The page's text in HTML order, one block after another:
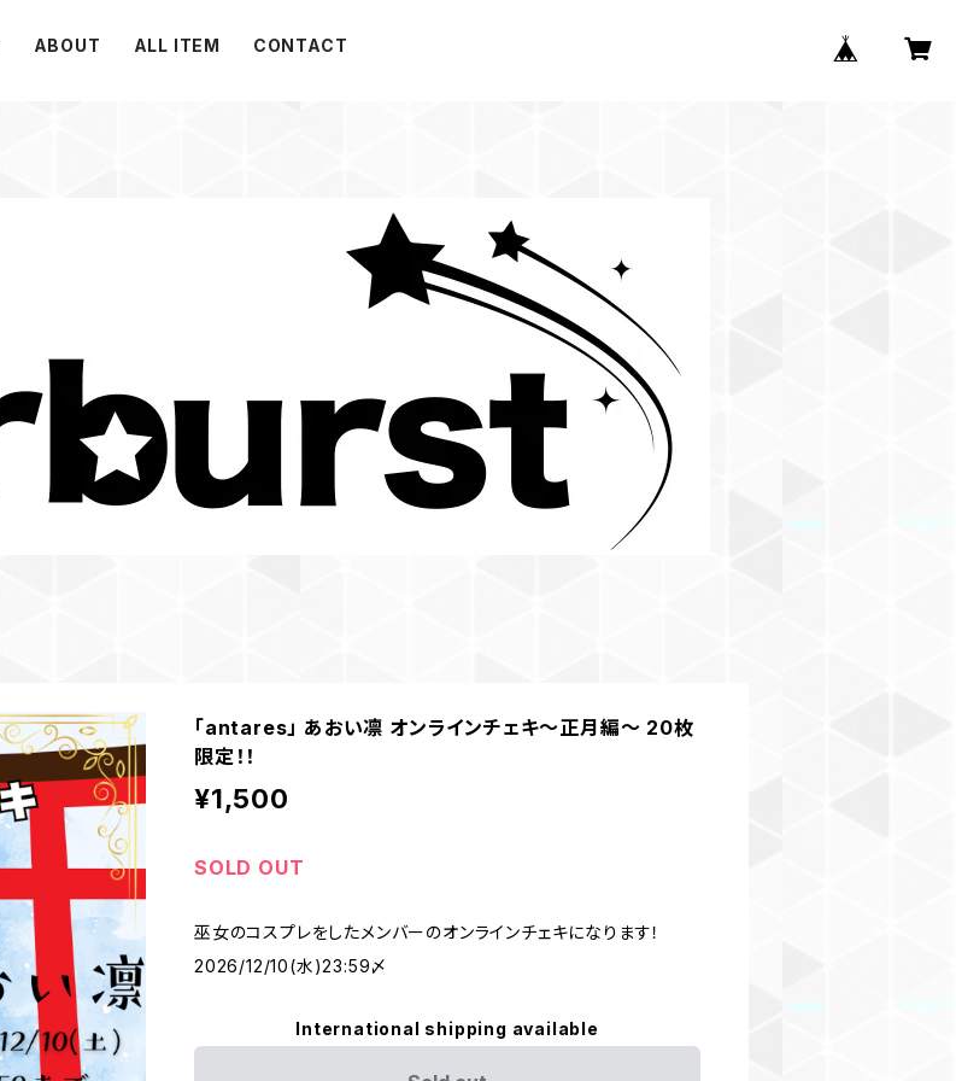
ABOUT ALL ITEM CONTACT
「antares」 あおい凛 オンラインチェキ〜正月編〜 20枚
限定！！
¥1,500
SOLD OUT
巫女のコスプレをしたメンバーのオンラインチェキになります！
2026/12/10(水)23:59〆
International shipping available